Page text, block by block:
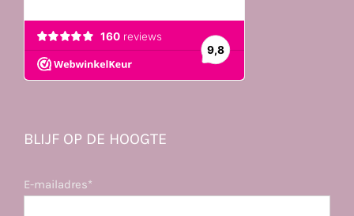
BLIJF OP DE HOOGTE
E-mailadres*